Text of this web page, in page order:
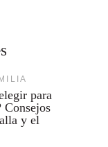
para
Consejos
y el